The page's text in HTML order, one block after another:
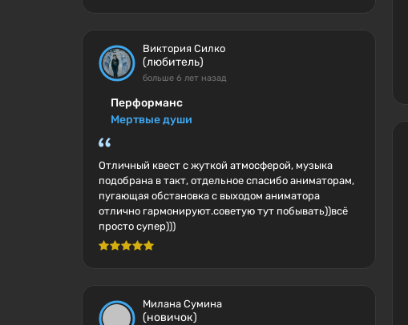
Виктория Силко
(любитель)
больше 6 лет назад
Перформанс
Мертвые души
Отличный квест с жуткой атмосферой, музыка
подобрана в такт, отдельное спасибо аниматорам,
пугающая обстановка с выходом аниматора
отлично гармонируют.советую тут побывать))всё
просто супер)))
Милана Сумина
(новичок)